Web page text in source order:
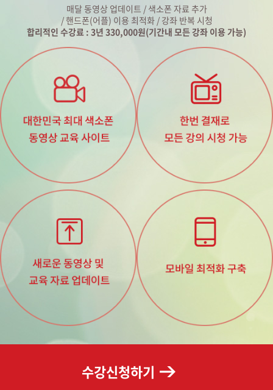
매달 동영상 업데이트 / 색소폰 자료 추가
/ 핸드폰(어플) 이용 최적화 / 강좌 반복 시청
합리적인 수강료 : 3년 330,000원(기간내 모든 강좌 이용 가능)
수강신청하기